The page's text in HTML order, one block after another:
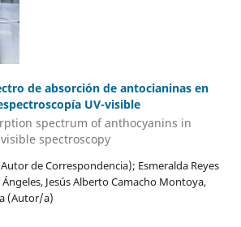
de absorción de antocianinas en
UV-visible
spectrum of anthocyanins in
spectroscopy
de Correspondencia); Esmeralda Reyes
Jesús Alberto Camacho Montoya,
(Autor/a)